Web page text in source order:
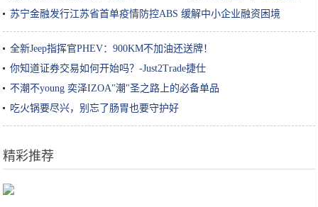
种什么体验？
苏宁金融发行江苏省首单疫情防控ABS 缓解中小企业融资困境
全新Jeep指挥官PHEV：900KM不加油还送牌！
你知道证券交易如何开始吗？-Just2Trade捷仕
不潮不young 奕泽IZOA"潮"圣之路上的必备单品
吃火锅要尽兴，别忘了肠胃也要守护好
精彩推荐